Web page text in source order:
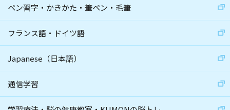
ペン習字・かきかた・筆ペン・毛筆
フランス語・ドイツ語
Japanese（日本語）
通信学習